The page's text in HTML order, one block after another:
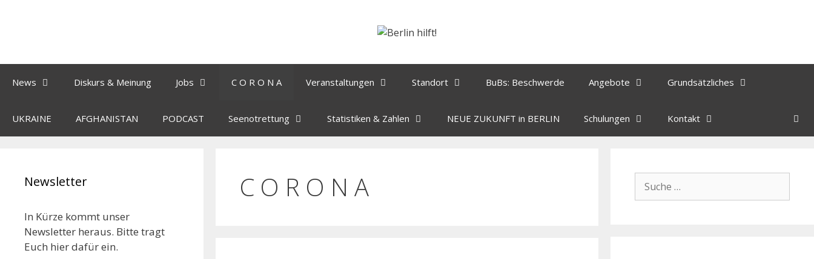
News Diskurs & Meinung Jobs C O R O N A Veranstaltungen Standort BuBs: Beschwerde Angebote Grundsätzliches
UKRAINE AFGHANISTAN PODCAST Seenotrettung Statistiken & Zahlen NEUE ZUKUNFT in BERLIN Schulungen Kontakt
C O R O N A
Newsletter
In Kürze kommt unser
Newsletter heraus. Bitte tragt
Euch hier dafür ein.